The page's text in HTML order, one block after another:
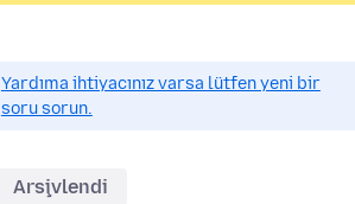
Yardıma ihtiyacınız varsa lütfen yeni bir
soru sorun.
Arşivlendi